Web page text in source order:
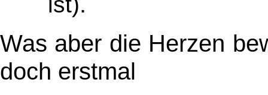
Was aber die Herzen
doch erstmal